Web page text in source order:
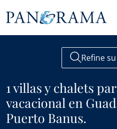
Refine
1 villas y chalets
vacacional en
Puerto Banus.